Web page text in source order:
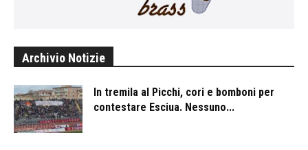
Archivio Notizie
In tremila al Picchi, cori e bomboni per
contestare Esciua. Nessuno...